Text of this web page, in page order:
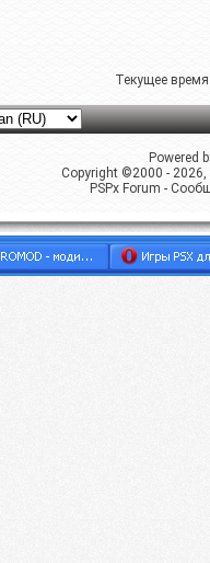
Текущее
Powered
Copyright ©2000 -
PSPx Forum -